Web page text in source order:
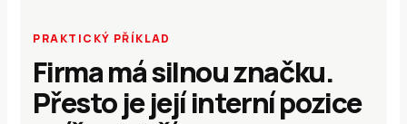
PRAKTICKÝ PŘÍKLAD
Firma má silnou značku.
Přesto je její interní pozice